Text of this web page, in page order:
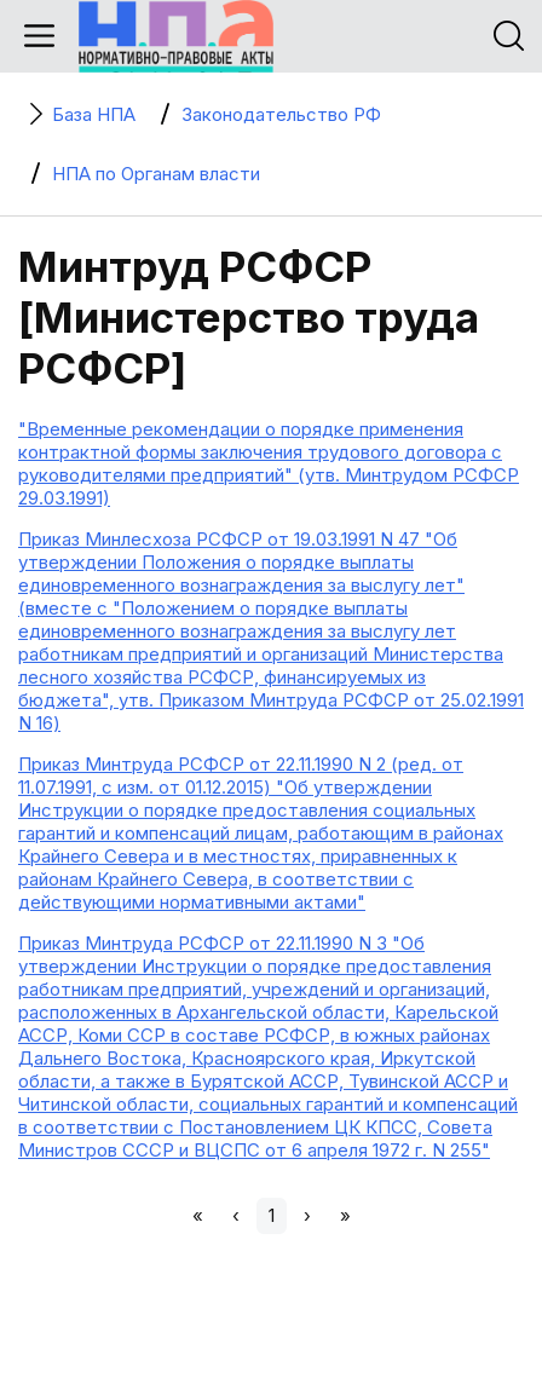
База НПА Законодательство РФ
НПА по Органам власти
Минтруд РСФСР
[Министерство труда
РСФСР]
"Временные рекомендации о порядке применения
контрактной формы заключения трудового договора с
руководителями предприятий" (утв. Минтрудом РСФСР
29.03.1991)
Приказ Минлесхоза РСФСР от 19.03.1991 N 47 "Об
утверждении Положения о порядке выплаты
единовременного вознаграждения за выслугу лет"
(вместе с "Положением о порядке выплаты
единовременного вознаграждения за выслугу лет
работникам предприятий и организаций Министерства
лесного хозяйства РСФСР, финансируемых из
бюджета", утв. Приказом Минтруда РСФСР от 25.02.1991
N 16)
Приказ Минтруда РСФСР от 22.11.1990 N 2 (ред. от
11.07.1991, с изм. от 01.12.2015) "Об утверждении
Инструкции о порядке предоставления социальных
гарантий и компенсаций лицам, работающим в районах
Крайнего Севера и в местностях, приравненных к
районам Крайнего Севера, в соответствии с
действующими нормативными актами"
Приказ Минтруда РСФСР от 22.11.1990 N 3 "Об
утверждении Инструкции о порядке предоставления
работникам предприятий, учреждений и организаций,
расположенных в Архангельской области, Карельской
АССР, Коми ССР в составе РСФСР, в южных районах
Дальнего Востока, Красноярского края, Иркутской
области, а также в Бурятской АССР, Тувинской АССР и
Читинской области, социальных гарантий и компенсаций
в соответствии с Постановлением ЦК КПСС, Совета
Министров СССР и ВЦСПС от 6 апреля 1972 г. N 255"
« ‹ 1 › »